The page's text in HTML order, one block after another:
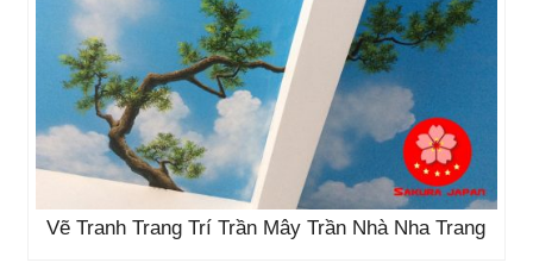
Vẽ Tranh Trang Trí Trần Mây Trần Nhà Nha Trang